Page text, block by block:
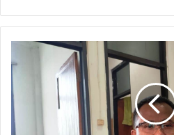
ODGJ
Diselewengkan